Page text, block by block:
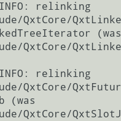
relinking
QxtCore/
(was
QxtCore/
relinking
QxtCore/
(was
QxtCore/